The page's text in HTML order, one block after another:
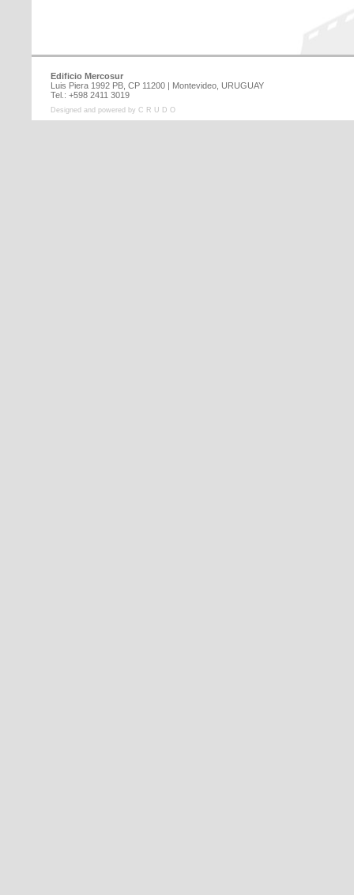
Edificio Mercosur
Luis Piera 1992 PB, CP 11200 | Montevideo, URUGUAY
Tel.: +598 2411 3019
Designed and powered by C R U D O